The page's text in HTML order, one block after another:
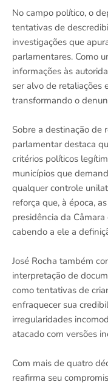
No campo político, o
tentativas de
investigações que
parlamentares. Como
informações às
ser alvo de retaliações
transformando o
Sobre a destinação de
parlamentar destaca
critérios políticos
municípios que
qualquer controle
reforça que, à época,
presidência da
cabendo a ele a
José Rocha também
interpretação de
como tentativas de
enfraquecer sua
irregularidades
atacado com versões
Com mais de quatro
reafirma seu